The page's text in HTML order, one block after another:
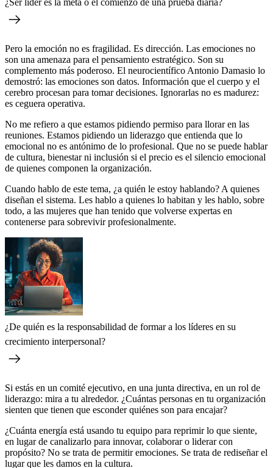
Pero la emoción no es fragilidad. Es dirección. Las emociones no
son una amenaza para el pensamiento estratégico. Son su
complemento más poderoso. El neurocientífico Antonio Damasio lo
demostró: las emociones son datos. Información que el cuerpo y el
cerebro procesan para tomar decisiones. Ignorarlas no es madurez:
es ceguera operativa.
No me refiero a que estamos pidiendo permiso para llorar en las
reuniones. Estamos pidiendo un liderazgo que entienda que lo
emocional no es antónimo de lo profesional. Que no se puede hablar
de cultura, bienestar ni inclusión si el precio es el silencio emocional
de quienes componen la organización.
Cuando hablo de este tema, ¿a quién le estoy hablando? A quienes
diseñan el sistema. Les hablo a quienes lo habitan y les hablo, sobre
todo, a las mujeres que han tenido que volverse expertas en
contenerse para sobrevivir profesionalmente.
¿De quién es la responsabilidad de formar a los líderes en su
crecimiento interpersonal?
Si estás en un comité ejecutivo, en una junta directiva, en un rol de
liderazgo: mira a tu alrededor. ¿Cuántas personas en tu organización
sienten que tienen que esconder quiénes son para encajar?
¿Cuánta energía está usando tu equipo para reprimir lo que siente,
en lugar de canalizarlo para innovar, colaborar o liderar con
propósito? No se trata de permitir emociones. Se trata de rediseñar el
lugar que les damos en la cultura.